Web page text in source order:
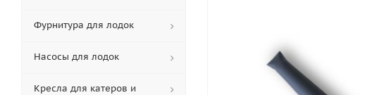
Фурнитура для лодок
Насосы для лодок
Кресла для катеров и